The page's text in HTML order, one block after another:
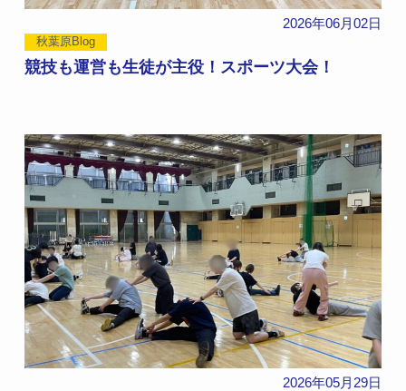
2026年06月02日
秋葉原Blog
競技も運営も生徒が主役！スポーツ大会！
2026年05月29日